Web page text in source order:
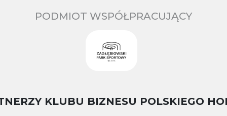
PODMIOT WSPÓŁPRACUJĄCY
KLUBU BIZNESU POLSKIEGO